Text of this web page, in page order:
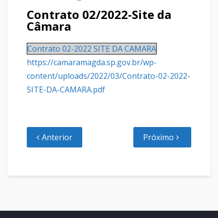
Contrato 02/2022-Site da
Câmara
Contrato 02-2022 SITE DA CAMARA
https://camaramagda.sp.gov.br/wp-
content/uploads/2022/03/Contrato-02-2022-
SITE-DA-CAMARA.pdf
Anterior Próximo